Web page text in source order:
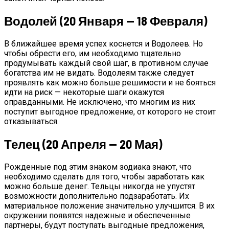
Водолей (20 Января — 18 Февраля)
В ближайшее время успех коснется и Водолеев. Но
чтобы обрести его, им необходимо тщательно
продумывать каждый свой шаг, в противном случае
богатства им не видать. Водолеям также следует
проявлять как можно больше решимости и не бояться
идти на риск — некоторые шаги окажутся
оправданными. Не исключено, что многим из них
поступит выгодное предложение, от которого не стоит
отказываться.
Телец (20 Апреля — 20 Мая)
Рожденные под этим знаком зодиака знают, что
необходимо сделать для того, чтобы заработать как
можно больше денег. Тельцы никогда не упустят
возможности дополнительно подзаработать. Их
материальное положение значительно улучшится. В их
окружении появятся надежные и обеспеченные
партнеры, будут поступать выгодные предложения,